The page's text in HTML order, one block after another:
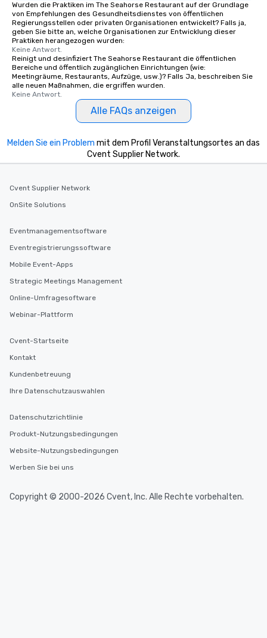
Wurden die Praktiken im The Seahorse Restaurant auf der Grundlage
von Empfehlungen des Gesundheitsdienstes von öffentlichen
Regierungsstellen oder privaten Organisationen entwickelt? Falls ja,
geben Sie bitte an, welche Organisationen zur Entwicklung dieser
Praktiken herangezogen wurden:
Keine Antwort.
Reinigt und desinfiziert The Seahorse Restaurant die öffentlichen
Bereiche und öffentlich zugänglichen Einrichtungen (wie:
Meetingräume, Restaurants, Aufzüge, usw.)? Falls Ja, beschreiben Sie
alle neuen Maßnahmen, die ergriffen wurden.
Keine Antwort.
Alle FAQs anzeigen
Melden Sie ein Problem mit dem Profil Veranstaltungsortes an das
Cvent Supplier Network.
Cvent Supplier Network
OnSite Solutions
Eventmanagementsoftware
Eventregistrierungssoftware
Mobile Event-Apps
Strategic Meetings Management
Online-Umfragesoftware
Webinar-Plattform
Cvent-Startseite
Kontakt
Kundenbetreuung
Ihre Datenschutzauswahlen
Datenschutzrichtlinie
Produkt-Nutzungsbedingungen
Website-Nutzungsbedingungen
Werben Sie bei uns
Copyright © 2000-2026 Cvent, Inc. Alle Rechte vorbehalten.